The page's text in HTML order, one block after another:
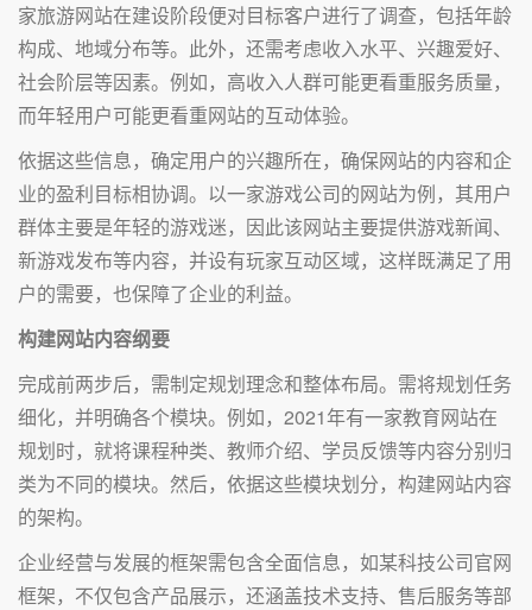
家旅游网站在建设阶段便对目标客户进行了调查，包括年龄
构成、地域分布等。此外，还需考虑收入水平、兴趣爱好、
社会阶层等因素。例如，高收入人群可能更看重服务质量，
而年轻用户可能更看重网站的互动体验。
依据这些信息，确定用户的兴趣所在，确保网站的内容和企
业的盈利目标相协调。以一家游戏公司的网站为例，其用户
群体主要是年轻的游戏迷，因此该网站主要提供游戏新闻、
新游戏发布等内容，并设有玩家互动区域，这样既满足了用
户的需要，也保障了企业的利益。
构建网站内容纲要
完成前两步后，需制定规划理念和整体布局。需将规划任务
细化，并明确各个模块。例如，2021年有一家教育网站在
规划时，就将课程种类、教师介绍、学员反馈等内容分别归
类为不同的模块。然后，依据这些模块划分，构建网站内容
的架构。
企业经营与发展的框架需包含全面信息，如某科技公司官网
框架，不仅包含产品展示，还涵盖技术支持、售后服务等部